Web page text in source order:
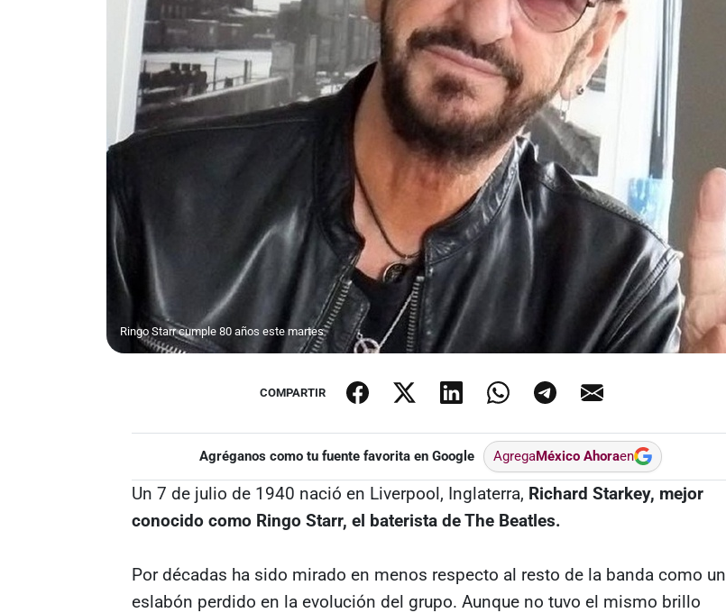
Ringo Starr cumple 80 años este martes
COMPARTIR
Agréganos como tu fuente favorita en Google AgregaMéxico Ahoraen
Un 7 de julio de 1940 nació en Liverpool, Inglaterra, Richard Starkey, mejor
conocido como Ringo Starr, el baterista de The Beatles.
Por décadas ha sido mirado en menos respecto al resto de la banda como un
eslabón perdido en la evolución del grupo. Aunque no tuvo el mismo brillo